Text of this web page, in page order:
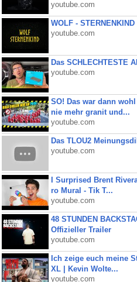
youtube.com
WOLF -
youtube.com
Das SCHLECHTESTE
youtube.com
SO! Das war dann
nie mehr granit und...
youtube.com
Das TLOU2
youtube.com
I Surprised Brent
ro Mural - Tik T...
youtube.com
48 STUNDEN
Offizieller Trailer
youtube.com
Ich zeige euch meine
XL | Kevin Wolte...
youtube.com